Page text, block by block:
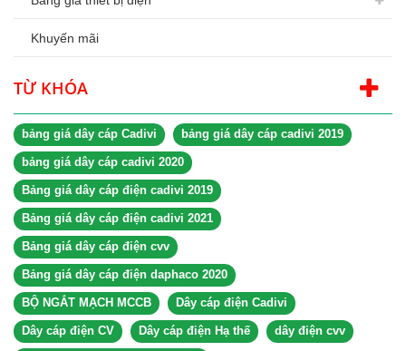
Khuyến mãi
TỪ KHÓA
bảng giá dây cáp Cadivi bảng giá dây cáp cadivi 2019
bảng giá dây cáp cadivi 2020
Bảng giá dây cáp điện cadivi 2019
Bảng giá dây cáp điện cadivi 2021
Bảng giá dây cáp điện cvv
Bảng giá dây cáp điện daphaco 2020
BỘ NGẮT MẠCH MCCB Dây cáp điện Cadivi
Dây cáp điện CV Dây cáp điện Hạ thế dây điện cvv